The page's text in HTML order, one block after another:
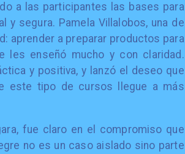
a las participantes las bases para
segura. Pamela Villalobos, una de
aprender a preparar productos para
les enseñó mucho y con claridad.
y positiva, y lanzó el deseo que
este tipo de cursos llegue a más
fue claro en el compromiso que
no es un caso aislado sino parte